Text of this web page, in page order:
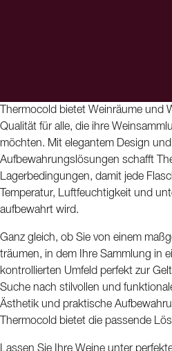
Thermocold bietet Weinräume und
Qualität für alle, die ihre
möchten. Mit elegantem Design
Aufbewahrungslösungen schafft
Lagerbedingungen, damit jede
Temperatur, Luftfeuchtigkeit und
aufbewahrt wird.
Ganz gleich, ob Sie von einem
träumen, in dem Ihre Sammlung in
kontrollierten Umfeld perfekt zur
Suche nach stilvollen und
Ästhetik und praktische
Thermocold bietet die passende
Lassen Sie Ihre Weine unter